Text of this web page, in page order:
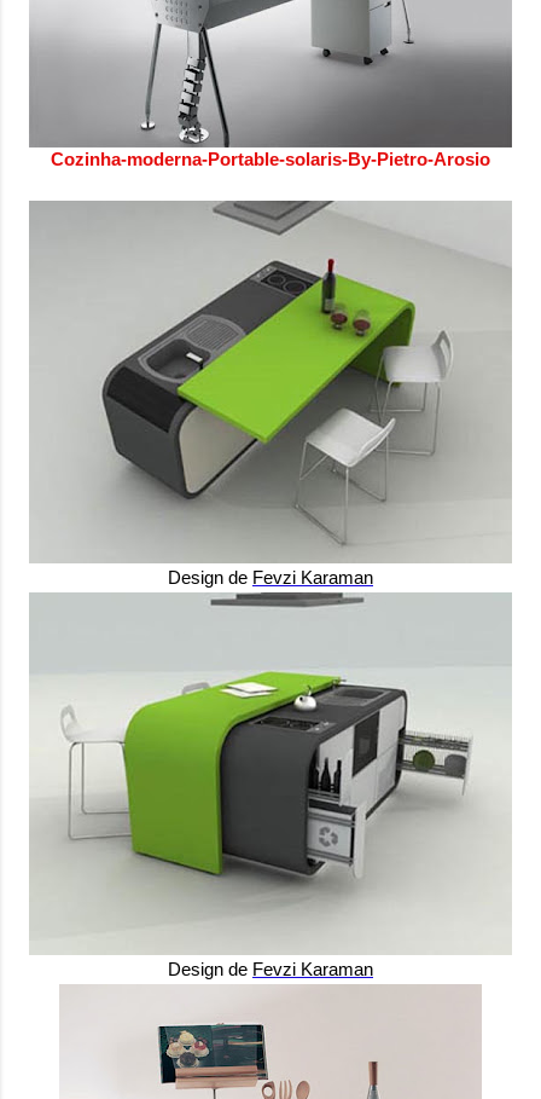
Cozinha-moderna-Portable-solaris-By-Pietro-Arosio
Design de Fevzi Karaman
Design de Fevzi Karaman